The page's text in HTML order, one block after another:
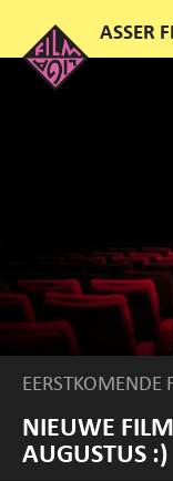
EERSTKOMENDE
NIEUWE
AUGUSTUS :)